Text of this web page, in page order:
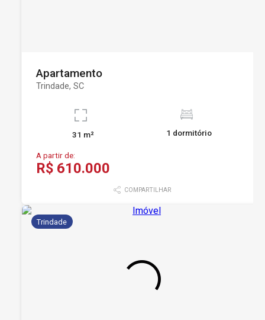
Apartamento
Trindade, SC
31 m² 1 dormitório
A partir de:
R$ 610.000
COMPARTILHAR
Trindade